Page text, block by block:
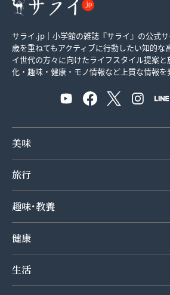
サライ.jp｜小学館の雑誌『サライ』の公式サ
歳を重ねてもアクティブに行動したい知的な
イ世代の方々に向けたライフスタイル提案
化・趣味・健康・モノ情報など上質な情報を
美味
旅行
趣味･教養
健康
生活